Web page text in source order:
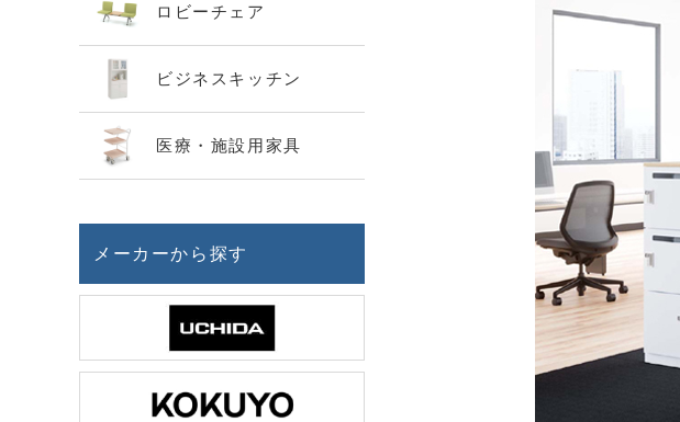
ロビーチェア
ビジネスキッチン
医療・施設用家具
メーカーから探す